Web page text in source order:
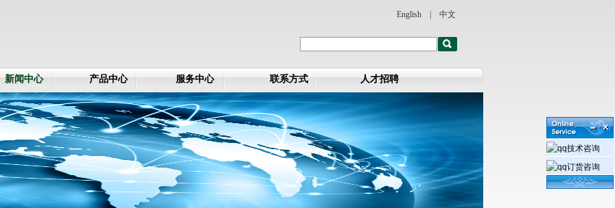
English 中文
新闻中心 产品中心 服务中心 联系方式 人才招聘
技术咨询
订货咨询